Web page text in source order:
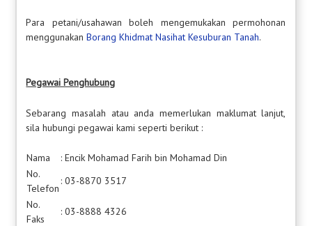
Para petani/usahawan boleh mengemukakan permohonan
menggunakanBorang Khidmat Nasihat Kesuburan Tanah.
Pegawai Penghubung
Sebarang masalah atau anda memerlukan maklumat lanjut,
sila hubungi pegawai kami seperti berikut :
Nama
: Encik Mohamad Farih bin Mohamad Din
No.
Telefon
: 03-8870 3517
No.
Faks
: 03-8888 4326